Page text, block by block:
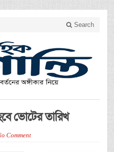
Search
ভোটের তারিখ
Comment